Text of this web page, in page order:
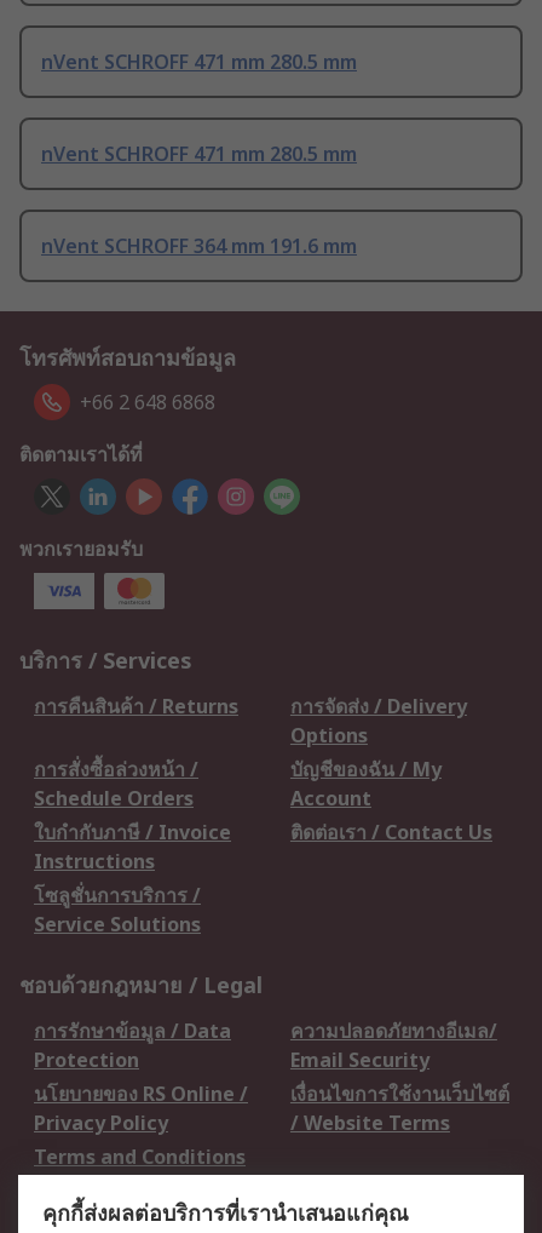
nVent SCHROFF 471 mm 280.5 mm
nVent SCHROFF 471 mm 280.5 mm
nVent SCHROFF 364 mm 191.6 mm
โทรศัพท์สอบถามข้อมูล
+66 2 648 6868
ติดตามเราได้ที่
พวกเรายอมรับ
บริการ / Services
การคืนสินค้า / Returns
การจัดส่ง / Delivery
Options
การสั่งซื้อล่วงหน้า /
Schedule Orders
บัญชีของฉัน / My
Account
ใบกำกับภาษี / Invoice
Instructions
ติดต่อเรา / Contact Us
โซลูชั่นการบริการ /
Service Solutions
ชอบด้วยกฎหมาย / Legal
การรักษาข้อมูล / Data
Protection
ความปลอดภัยทางอีเมล/
Email Security
นโยบายของ RS Online /
Privacy Policy
เงื่อนไขการใช้งานเว็บไซต์
/ Website Terms
Terms and Conditions
คุกกี้ส่งผลต่อบริการที่เรานำเสนอแก่คุณ